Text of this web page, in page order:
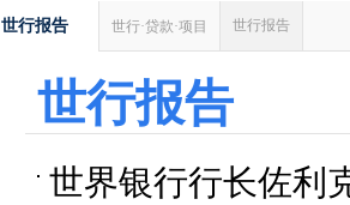
世行报告 世行·贷款·项目 世行报告
世行报告
世界银行行长佐利